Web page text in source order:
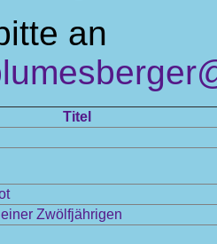
an
Titel
Zwölfjährigen